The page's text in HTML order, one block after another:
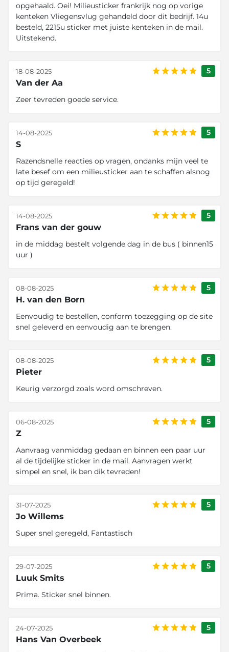
opgehaald. Oei! Milieusticker frankrijk nog op vorige
kenteken Vliegensvlug gehandeld door dit bedrijf. 14u
besteld, 2215u sticker met juiste kenteken in de mail.
Uitstekend.
5
Van der Aa
18-08-2025
Zeer tevreden goede service.
5
S
14-08-2025
Razendsnelle reacties op vragen, ondanks mijn veel te
late besef om een milieusticker aan te schaffen alsnog
op tijd geregeld!
5
Frans van der gouw
14-08-2025
in de middag bestelt volgende dag in de bus ( binnen15
uur )
5
H. van den Born
08-08-2025
Eenvoudig te bestellen, conform toezegging op de site
snel geleverd en eenvoudig aan te brengen.
5
Pieter
08-08-2025
Keurig verzorgd zoals word omschreven.
5
Z
06-08-2025
Aanvraag vanmiddag gedaan en binnen een paar uur
al de tijdelijke sticker in de mail. Aanvragen werkt
simpel en snel, ik ben dik tevreden!
5
Jo Willems
31-07-2025
Super snel geregeld, Fantastisch
5
Luuk Smits
29-07-2025
Prima. Sticker snel binnen.
5
Hans Van Overbeek
24-07-2025